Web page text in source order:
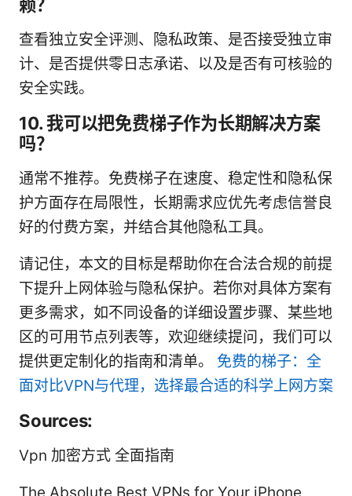
赖？
查看独立安全评测、隐私政策、是否接受独立审
计、是否提供零日志承诺、以及是否有可核验的
安全实践。
10. 我可以把免费梯子作为长期解决方案
吗？
通常不推荐。免费梯子在速度、稳定性和隐私保
护方面存在局限性，长期需求应优先考虑信誉良
好的付费方案，并结合其他隐私工具。
请记住，本文的目标是帮助你在合法合规的前提
下提升上网体验与隐私保护。若你对具体方案有
更多需求，如不同设备的详细设置步骤、某些地
区的可用节点列表等，欢迎继续提问，我们可以
提供更定制化的指南和清单。 免费的梯子：全
面对比VPN与代理，选择最合适的科学上网方案
Sources:
Vpn 加密方式 全面指南